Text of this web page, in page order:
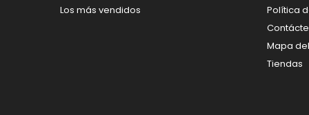
Los más vendidos
Política
Mapa
Tiendas